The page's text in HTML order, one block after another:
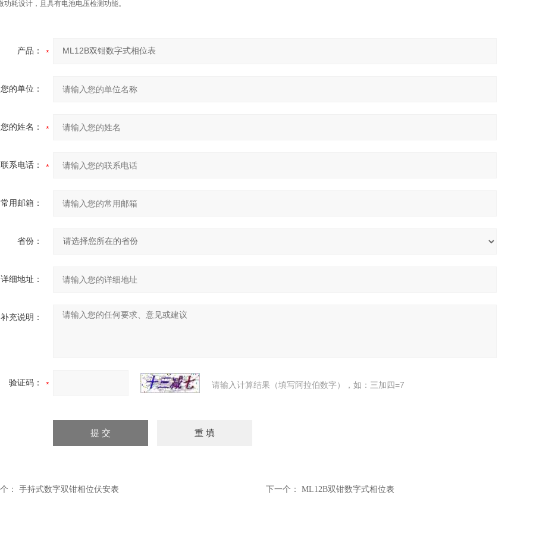
功耗设计，且具有电池电压检测功能。
产品：
您的单位：
您的姓名：
联系电话：
常用邮箱：
省份：
详细地址：
补充说明：
验证码： 请输入计算结果（填写阿拉伯数字），如：三加四=7
： 手持式数字双钳相位伏安表 下一个： ML12B双钳数字式相位表